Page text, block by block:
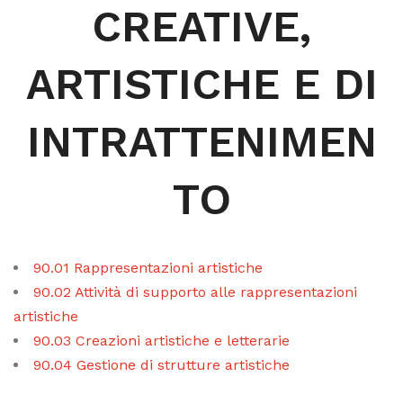
CREATIVE,
ARTISTICHE E DI
INTRATTENIMEN
TO
90.01 Rappresentazioni artistiche
90.02 Attività di supporto alle rappresentazioni
artistiche
90.03 Creazioni artistiche e letterarie
90.04 Gestione di strutture artistiche